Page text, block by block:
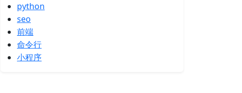
python
seo
前端
命令行
小程序